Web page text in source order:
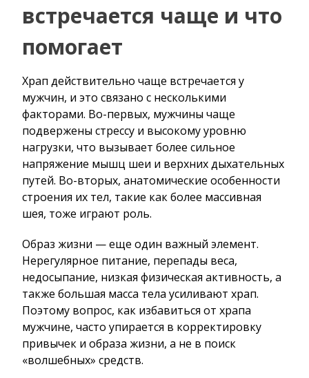
встречается чаще и что
помогает
Храп действительно чаще встречается у
мужчин, и это связано с несколькими
факторами. Во-первых, мужчины чаще
подвержены стрессу и высокому уровню
нагрузки, что вызывает более сильное
напряжение мышц шеи и верхних дыхательных
путей. Во-вторых, анатомические особенности
строения их тел, такие как более массивная
шея, тоже играют роль.
Образ жизни — еще один важный элемент.
Нерегулярное питание, перепады веса,
недосыпание, низкая физическая активность, а
также большая масса тела усиливают храп.
Поэтому вопрос, как избавиться от храпа
мужчине, часто упирается в корректировку
привычек и образа жизни, а не в поиск
«волшебных» средств.